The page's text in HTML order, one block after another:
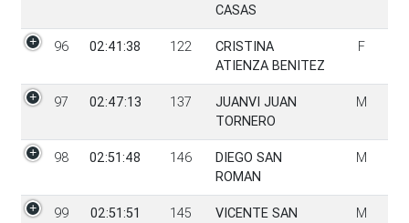
CASAS
96 02:41:38 122
CRISTINA
ATIENZA BENITEZ
F
97 02:47:13 137
JUANVI JUAN
TORNERO
M
98 02:51:48 146
DIEGO SAN
ROMAN
M
99 02:51:51 145
VICENTE SAN
M